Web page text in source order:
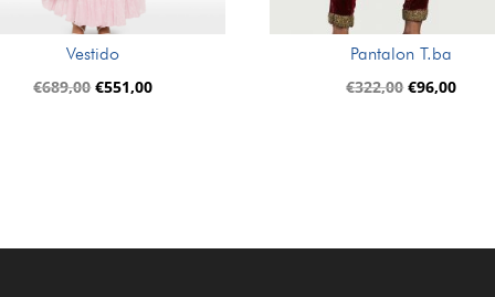
Vestido
€689,00El
€551,00El
Pantalon T.ba
€322,00El
€96,00El